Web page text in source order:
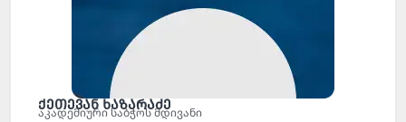
ქეთევან ხაზარაძე
აკადემიური საბჭოს მდივანი